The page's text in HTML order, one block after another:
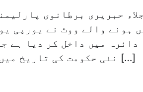
حبریری برطانوی
ہونے والے ووٹ نے یورپی
دائرہ میں داخل کر دیا ہے
نئی حکومت کی تاریخ میں بری سکشت ملی ہے اور اس کا نتیجہ […]